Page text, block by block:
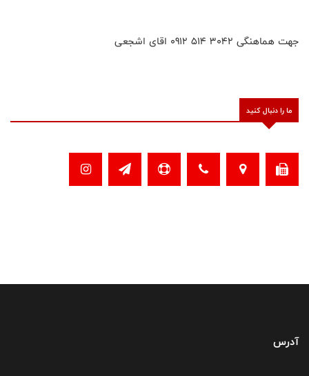
جهت هماهنگی 3042 514 0912 اقای اشجعی
ما را دنبال کنید
آدرس